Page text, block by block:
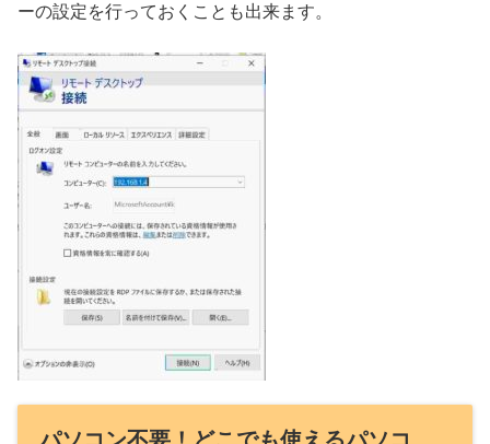
ーの設定を行っておくことも出来ます。